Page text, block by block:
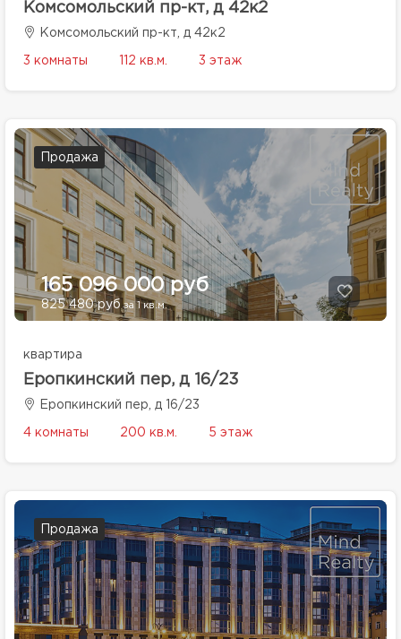
Комсомольский пр-кт, д 42к2
Комсомольский пр-кт, д 42к2
3 комнаты 112 кв.м. 3 этаж
Продажа
165 096 000 руб
825 480 руб за 1 кв.м.
квартира
Еропкинский пер, д 16/23
Еропкинский пер, д 16/23
4 комнаты 200 кв.м. 5 этаж
Продажа